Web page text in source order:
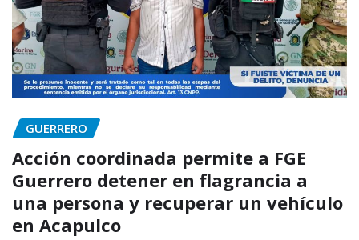
GUERRERO
Acción coordinada permite a FGE
Guerrero detener en flagrancia a
una persona y recuperar un vehículo
en Acapulco